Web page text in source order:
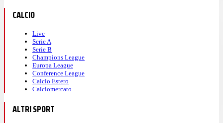
CALCIO
Live
Serie A
Serie B
Champions League
Europa League
Conference League
Calcio Estero
Calciomercato
ALTRI SPORT